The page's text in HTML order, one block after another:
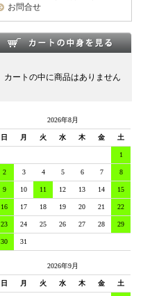
お問合せ
カートの中に商品はありません
2026年8月
日 月 火 水 木 金 土
1
2 3 4 5 6 7 8
9 10 11 12 13 14 15
16 17 18 19 20 21 22
23 24 25 26 27 28 29
30 31
2026年9月
日 月 火 水 木 金 土